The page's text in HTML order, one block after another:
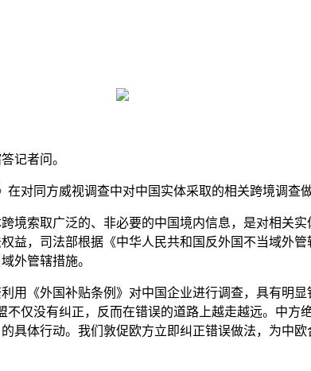
记者问。
对同方威视调查中对中国实体采取的相关跨境调查
境索取广泛的、非必要的中国境内信息，是对相关
益，司法部根据《中华人民共和国反外国不当域外
外管辖措施。
用《外国补贴条例》对中国企业进行调查，具有明
仅没有纠正，反而在错误的道路上越走越远。中方
具体行动。我们敦促欧方立即纠正错误做法，为中